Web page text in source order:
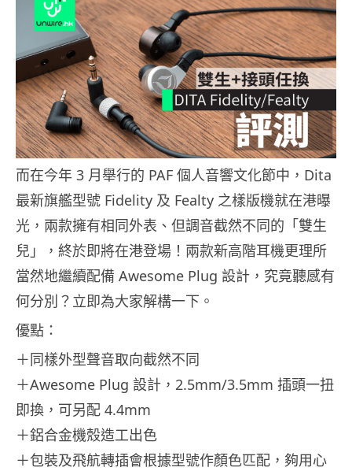
而在今年 3 月舉行的 PAF 個人音響文化節中，Dita
最新旗艦型號 Fidelity 及 Fealty 之樣版機就在港曝
光，兩款擁有相同外表、但調音截然不同的「雙生
兒」，終於即將在港登場！兩款新高階耳機更理所
當然地繼續配備 Awesome Plug 設計，究竟聽感有
何分別？立即為大家解構一下。
優點：
＋同樣外型聲音取向截然不同
＋Awesome Plug 設計，2.5mm/3.5mm 插頭一扭
即換，可另配 4.4mm
＋鋁合金機殼造工出色
＋包裝及飛航轉插會根據型號作顏色匹配，夠用心